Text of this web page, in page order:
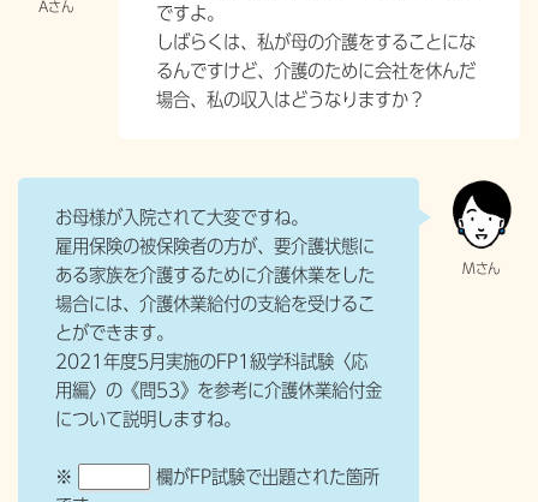
ですよ。
しばらくは、私が母の介護をすることにな
るんですけど、介護のために会社を休んだ
場合、私の収入はどうなりますか？
お母様が入院されて大変ですね。
雇用保険の被保険者の方が、要介護状態に
ある家族を介護するために介護休業をした
場合には、介護休業給付の支給を受けるこ
とができます。
2021年度5月実施のFP1級学科試験〈応
用編〉の《問53》を参考に介護休業給付金
について説明しますね。
※
欄がFP試験で出題された箇所